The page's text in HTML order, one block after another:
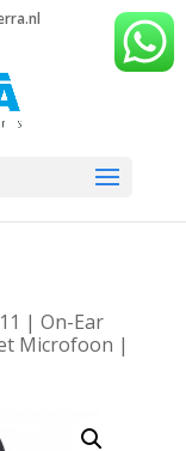
| On-Ear
Microfoon |